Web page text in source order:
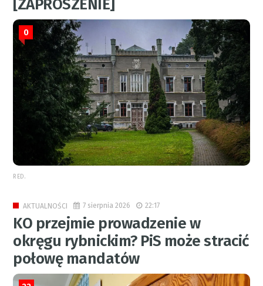
[ZAPROSZENIE]
0
RED.
AKTUALNOŚCI 7 sierpnia 2026 22:17
KO przejmie prowadzenie w
okręgu rybnickim? PiS może stracić
połowę mandatów